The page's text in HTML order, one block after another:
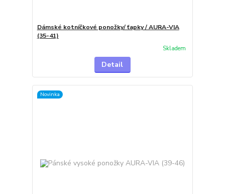
Dámské kotníčkové ponožky/ ťapky / AURA-VIA
(35-41)
Skladem
Detail
Novinka